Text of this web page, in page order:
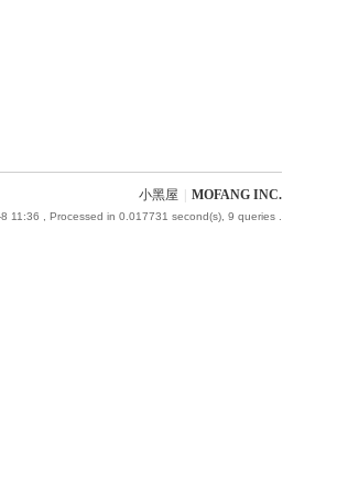
小黑屋 MOFANG INC.
11:36 , Processed in 0.017731 second(s), 9 queries .